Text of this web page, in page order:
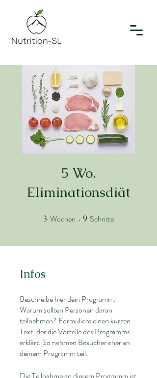
5 Wo.
Eliminationsdiät
3 Wochen 3 Wochen
9 Schritte
Infos
Beschreibe hier dein Programm.
Warum sollten Personen daran
teilnehmen? Formuliere einen kurzen
Text, der die Vorteile des Programms
erklärt. So nehmen Besucher eher an
deinem Programm teil.